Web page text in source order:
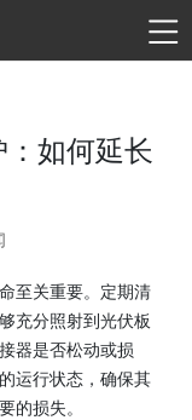
如何延长
至关重要。定期清
充分照射到光伏板
器是否松动或损
运行状态，确保其
的损失。